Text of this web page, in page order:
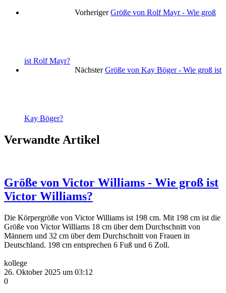
Vorheriger Größe von Rolf Mayr - Wie groß
ist Rolf Mayr?
Nächster Größe von Kay Böger - Wie groß ist
Kay Böger?
Verwandte Artikel
Größe von Victor Williams - Wie groß ist
Victor Williams?
Die Körpergröße von Victor Williams ist 198 cm. Mit 198 cm ist die
Größe von Victor Williams 18 cm über dem Durchschnitt von
Männern und 32 cm über dem Durchschnitt von Frauen in
Deutschland. 198 cm entsprechen 6 Fuß und 6 Zoll.
kollege
26. Oktober 2025 um 03:12
0